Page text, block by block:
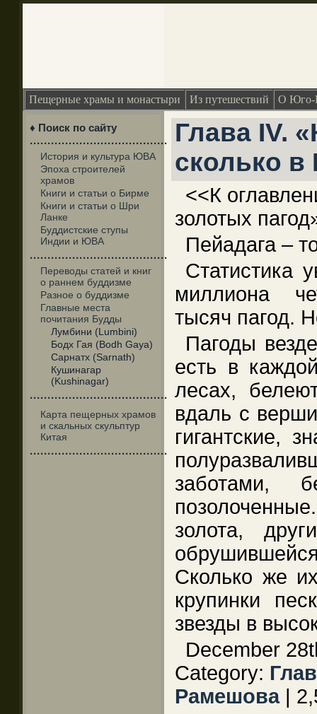
Пещерные храмы и монастыри Из путешествий О Юго-
♦ Поиск по сайту
·······································
История и культура ЮВА
Эпоха строителей
храмов
Книги и статьи о Бирме
Книги и статьи о Шри
Ланке
Буддистские ступы
Индии и ЮВА
·······································
Переводы статей и книг
о раннем буддизме
Разное о буддизме
Главные места
почитания Будды
Лумбини (Lumbini)
Бодх Гая (Bodh Gaya)
Сарнатх (Sarnath)
Кушинагар
(Kushinagar)
·······································
Карта пещерных храмов
и скальных скульптур
Китая
·······································
Глава IV.
сколько в
<<К
золотых
Пейадага –
Статистика
миллиона
тысяч пагод.
Пагоды
есть в
лесах,
вдаль с
гигантские,
заботами,
золота,
Сколько же
крупинки
звезды в
December
Category:
Рамешова|